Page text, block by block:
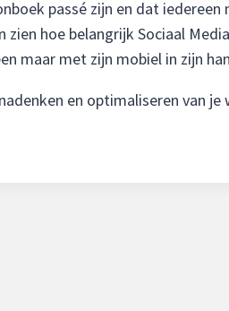
passé zijn en dat iedereen
hoe belangrijk Sociaal
maar met zijn mobiel in zijn
en optimaliseren van